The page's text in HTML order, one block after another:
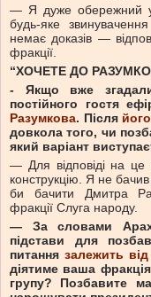
— Я дуже обережний
будь-яке
немає доказів —
фракції.
“ХОЧЕТЕ ДО
- Якщо вже
постійного гостя
Разумкова. Після
довкола того, чи
який варіант
— Для відповіді на це
конструкцію. Я не
би бачити Дмитра
фракції Слуга народу.
— За словами
підстави для
питання залежить від
діятиме ваша
групу? Позбавите